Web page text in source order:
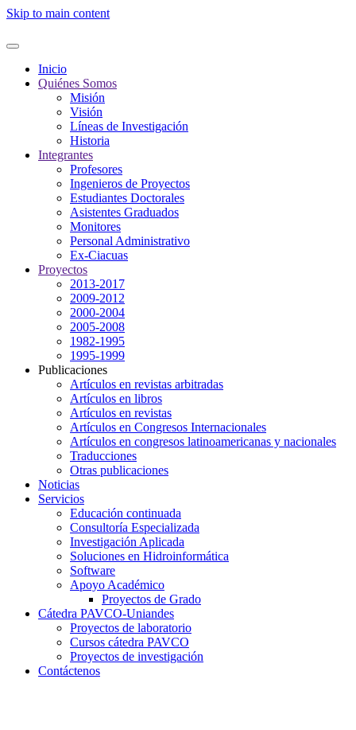
Skip to main content
Inicio
Quiénes Somos
Misión
Visión
Líneas de Investigación
Historia
Integrantes
Profesores
Ingenieros de Proyectos
Estudiantes Doctorales
Asistentes Graduados
Monitores
Personal Administrativo
Ex-Ciacuas
Proyectos
2013-2017
2009-2012
2000-2004
2005-2008
1982-1995
1995-1999
Publicaciones
Artículos en revistas arbitradas
Artículos en libros
Artículos en revistas
Artículos en Congresos Internacionales
Artículos en congresos latinoamericanas y nacionales
Traducciones
Otras publicaciones
Noticias
Servicios
Educación continuada
Consultoría Especializada
Investigación Aplicada
Soluciones en Hidroinformática
Software
Apoyo Académico
Proyectos de Grado
Cátedra PAVCO-Uniandes
Proyectos de laboratorio
Cursos cátedra PAVCO
Proyectos de investigación
Contáctenos